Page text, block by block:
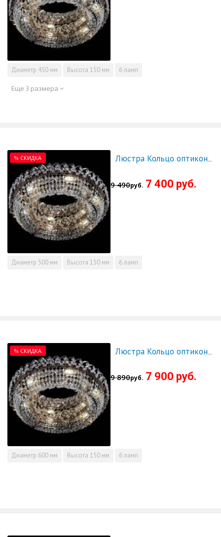
Диаметр 450 мм Высота 150 мм 6 ламп
Еще 3 размера
% СКИДКА Люстра Кольцо оптикон 500 - СКИДКА!!!
9 490руб. 7 400 руб.
Диаметр 500 мм Высота 150 мм 6 ламп
% СКИДКА
9 890руб. 7 900 руб.
Диаметр 600 мм Высота 150 мм 6 ламп